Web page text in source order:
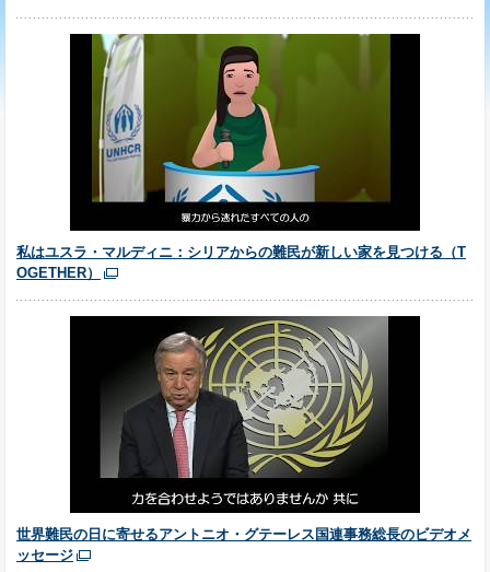
私はユスラ・マルディニ：シリアからの難民が新しい家を見つける（T
OGETHER）
世界難民の日に寄せるアントニオ・グテーレス国連事務総長のビデオメ
ッセージ